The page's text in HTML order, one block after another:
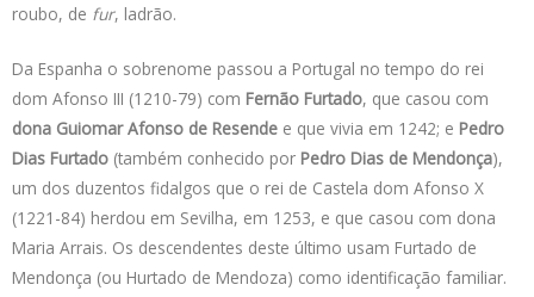
roubo, de fur, ladrão.
Da Espanha o sobrenome passou a Portugal no tempo do rei
dom Afonso III (1210-79) com Fernão Furtado, que casou com
dona Guiomar Afonso de Resende e que vivia em 1242; e Pedro
Dias Furtado (também conhecido por Pedro Dias de Mendonça),
um dos duzentos fidalgos que o rei de Castela dom Afonso X
(1221-84) herdou em Sevilha, em 1253, e que casou com dona
Maria Arrais. Os descendentes deste último usam Furtado de
Mendonça (ou Hurtado de Mendoza) como identificação familiar.